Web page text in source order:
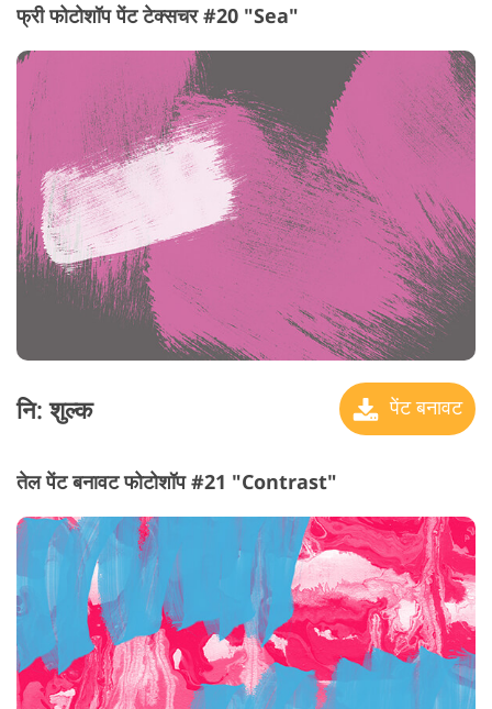
फ्री फोटोशॉप पेंट टेक्सचर #20 "Sea"
नि: शुल्क पेंट बनावट
तेल पेंट बनावट फोटोशॉप #21 "Contrast"